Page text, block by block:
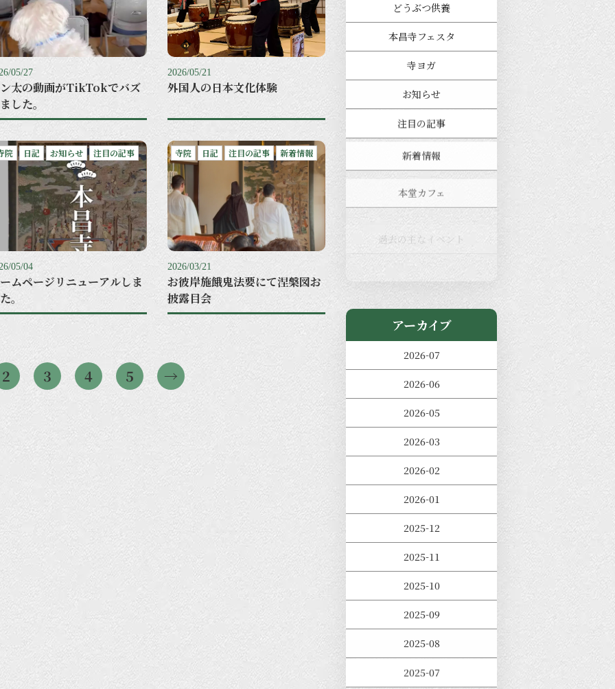
05/27
太の動画がTikTokでバズ
した。
2026/05/21
外国人の日本文化体験
院 日記 お知らせ 注目の記事
05/04
ムページリニューアルしま
。
寺院 日記 注目の記事 新着情報
2026/03/21
お彼岸施餓鬼法要にて涅槃図お
披露目会
2 3 4 5
どうぶつ供養
本昌寺フェスタ
寺ヨガ
お知らせ
注目の記事
新着情報
本堂カフェ
過去の主なイベント
児玉工具店
きのえねまるしぇ
アーカイブ
2026-07
2026-06
2026-05
2026-03
2026-02
2026-01
2025-12
2025-11
2025-10
2025-09
2025-08
2025-07